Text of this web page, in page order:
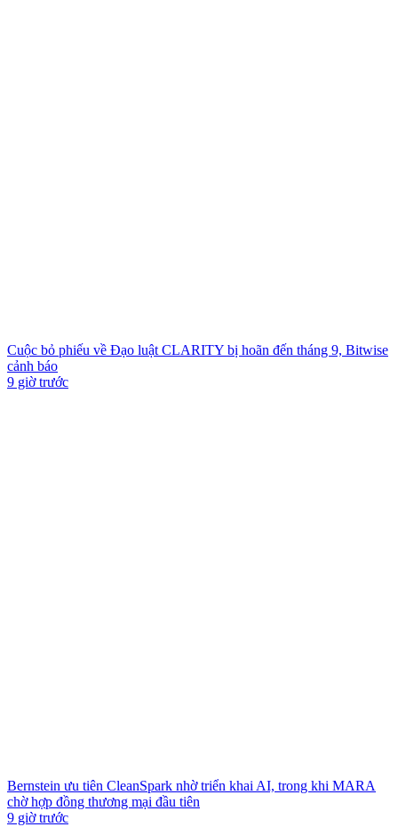
Cuộc bỏ phiếu về Đạo luật CLARITY bị hoãn đến tháng 9, Bitwise
cảnh báo
9 giờ trước
Bernstein ưu tiên CleanSpark nhờ triển khai AI, trong khi MARA
chờ hợp đồng thương mại đầu tiên
9 giờ trước